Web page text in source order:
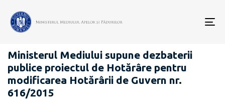
PROIECTE ACTE NORMATIVE
Ministerul Mediului supune dezbaterii
publice proiectul de Hotărâre pentru
modificarea Hotărârii de Guvern nr.
616/2015
publicării: